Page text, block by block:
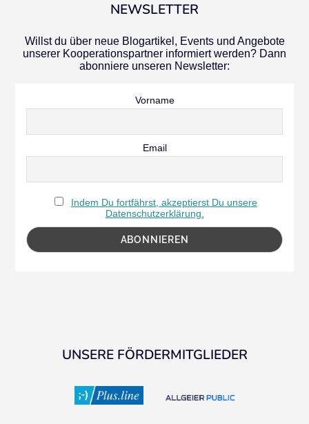
NEWSLETTER
Willst du über neue Blogartikel, Events und Angebote
unserer Kooperationspartner informiert werden? Dann
abonniere unseren Newsletter:
Vorname
Email
Indem Du fortfährst, akzeptierst Du unsere
Datenschutzerklärung.
UNSERE FÖRDERMITGLIEDER